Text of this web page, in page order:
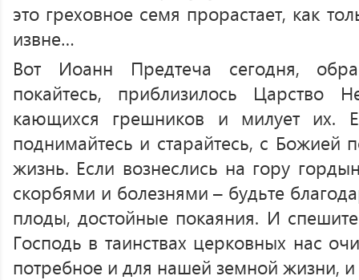
это греховное семя прорастает, как
извне…
Вот Иоанн Предтеча сегодня,
покайтесь, приблизилось Царство
кающихся грешников и милует их.
поднимайтесь и старайтесь, с
жизнь. Если вознеслись на гору
скорбями и болезнями – будьте
плоды, достойные покаяния. И
Господь в таинствах церковных нас
потребное и для нашей земной жизни, и